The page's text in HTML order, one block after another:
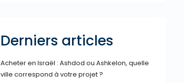
Derniers articles
Acheter en Israël : Ashdod ou Ashkelon, quelle
ville correspond à votre projet ?